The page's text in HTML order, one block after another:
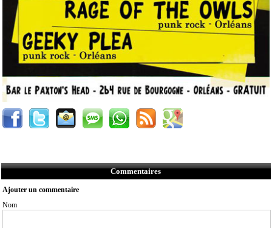
Commentaires
Ajouter un commentaire
Nom